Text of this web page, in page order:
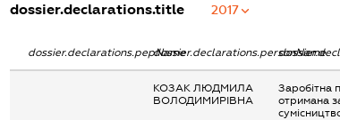
dossier.declarations.title 2017
dossier.declarations.pepNamedossier.declarations.personName
КОЗАК ЛЮДМИЛА
ВОЛОДИМИРІВНА
Заробітна
отримана